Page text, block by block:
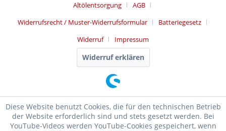
Altölentsorgung
AGB
Widerrufsrecht / Muster-Widerrufsformular
Batteriegesetz
Widerruf
Impressum
Widerruf erklären
Diese Website benutzt Cookies, die für den technischen Betrieb
der Website erforderlich sind und stets gesetzt werden. Bei
YouTube-Videos werden YouTube-Cookies gespeichert, wenn